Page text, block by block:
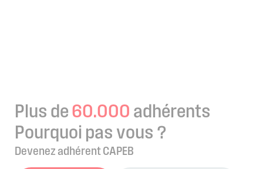
Plus de 60.000 adhérents
Pourquoi pas vous ?
Devenez adhérent CAPEB